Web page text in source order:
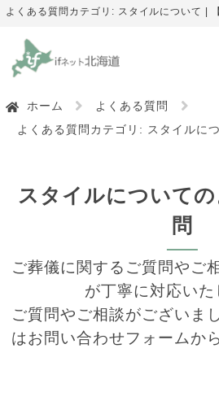
よくある質問カテゴリ: スタイルについて |
ホーム
よくある質問
よくある質問カテゴリ: スタイルに
スタイルについて
問
ご葬儀に関するご質問やご
が丁寧に対応いた
ご質問やご相談がございま
はお問い合わせフォームか